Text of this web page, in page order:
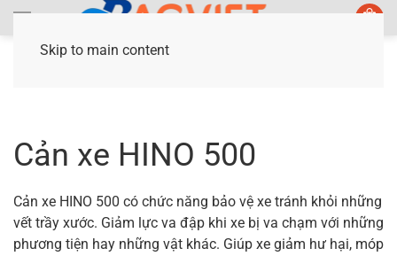
Skip to main content
Cản xe HINO 500
Cản xe HINO 500 có chức năng bảo vệ xe tránh khỏi những
vết trầy xước. Giảm lực va đập khi xe bị va chạm với những
phương tiện hay những vật khác. Giúp xe giảm hư hại, móp